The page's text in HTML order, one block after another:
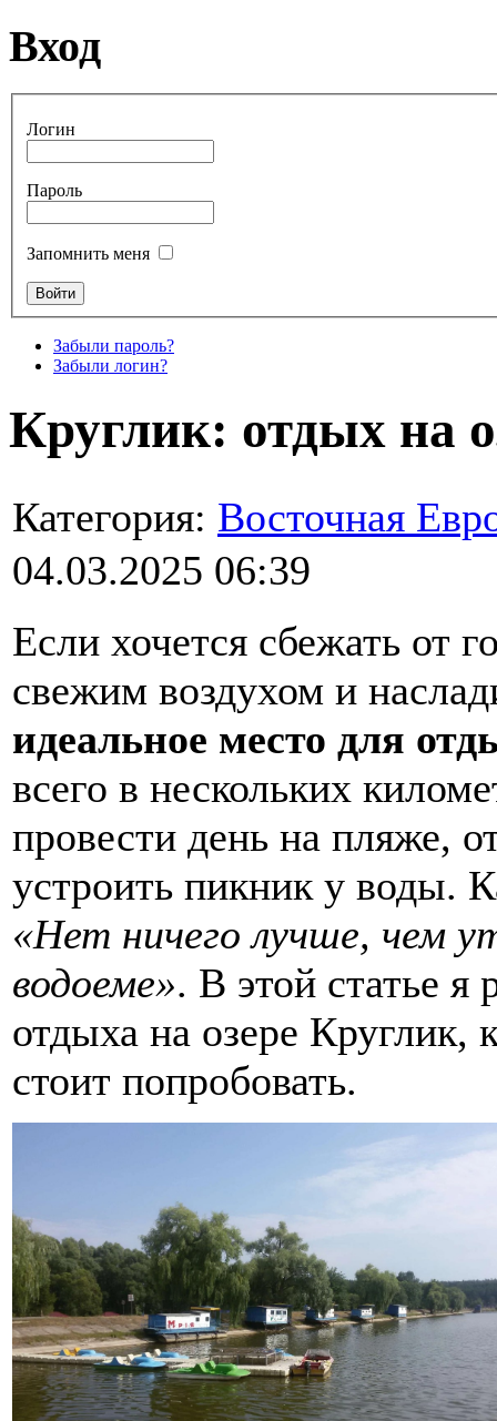
Вход
Логин
Пароль
Запомнить меня
Забыли пароль?
Забыли логин?
Круглик: отдых на
Категория: Восточная
04.03.2025 06:39
Если хочется сбежать от
свежим воздухом и
идеальное место для
всего в нескольких
провести день на пляже,
устроить пикник у воды.
«Нет ничего лучше, чем
водоеме». В этой статье я
отдыха на озере Круглик,
стоит попробовать.